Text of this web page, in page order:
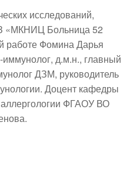
исследований,
«МКНИЦ Больница 52
работе Фомина Дарья
д.м.н., главный
ДЗМ, руководитель
Доцент кафедры
ФГАОУ ВО